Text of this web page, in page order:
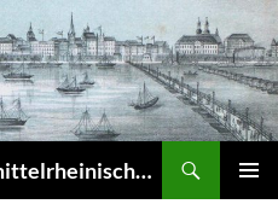
Arbeitsgemeinschaft für mittelrheinische Musikgeschichte e.V. – Musikgeschichte am Mittelrhein (MuGeMiR)